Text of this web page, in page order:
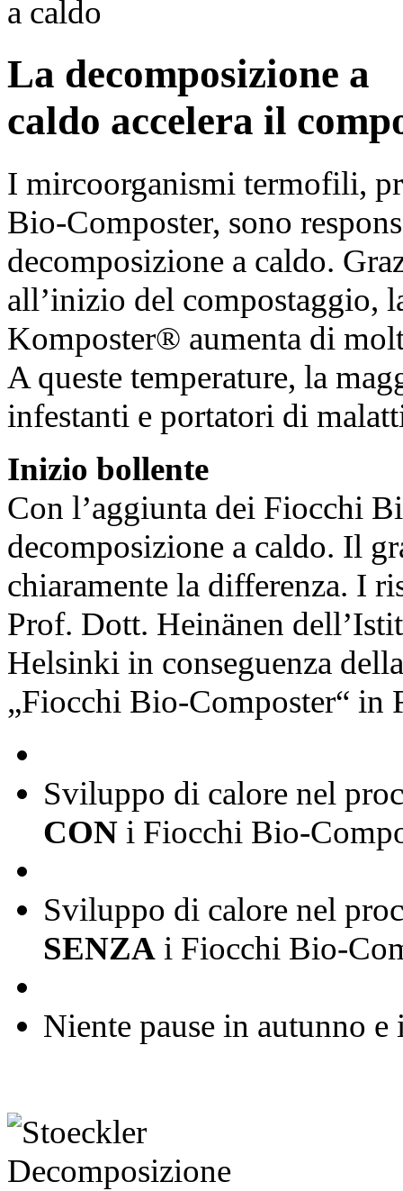
La decomposizione a
caldo accelera il
I mircoorganismi termofili,
Bio-Composter, sono
decomposizione a caldo.
all’inizio del compostaggio,
Komposter® aumenta di
A queste temperature, la
infestanti e portatori di
Inizio bollente
Con l’aggiunta dei Fiocchi
decomposizione a caldo. Il
chiaramente la differenza. I
Prof. Dott. Heinänen
Helsinki in conseguenza
„Fiocchi Bio-Composter“ in
Sviluppo di calore nel
CON i Fiocchi Bio-
Sviluppo di calore nel
SENZA i Fiocchi Bio-
Niente pause in autunno e